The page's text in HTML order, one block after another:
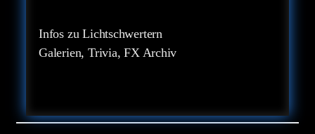
Infos zu Lichtschwertern
Galerien, Trivia, FX Archiv